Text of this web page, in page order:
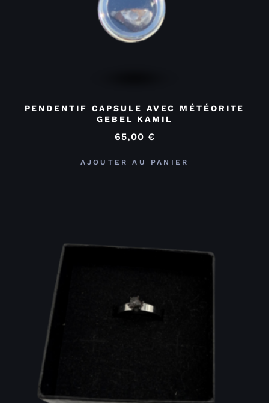
PENDENTIF CAPSULE AVEC MÉTÉORITE
GEBEL KAMIL
65,00 €
AJOUTER AU PANIER